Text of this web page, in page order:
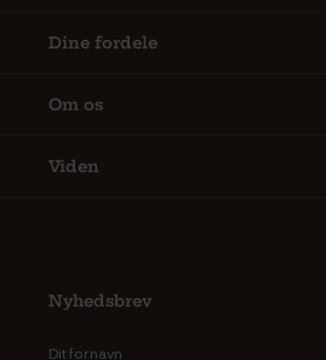
Dine fordele
Om os
Viden
Nyhedsbrev